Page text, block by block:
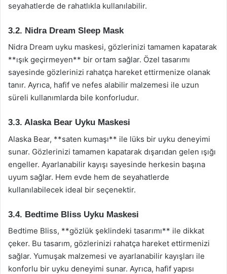
seyahatlerde de rahatlıkla kullanılabilir.
3.2. Nidra Dream Sleep Mask
Nidra Dream uyku maskesi, gözlerinizi tamamen kapatarak
**ışık geçirmeyen** bir ortam sağlar. Özel tasarımı
sayesinde gözlerinizi rahatça hareket ettirmenize olanak
tanır. Ayrıca, hafif ve nefes alabilir malzemesi ile uzun
süreli kullanımlarda bile konforludur.
3.3. Alaska Bear Uyku Maskesi
Alaska Bear, **saten kumaşı** ile lüks bir uyku deneyimi
sunar. Gözlerinizi tamamen kapatarak dışarıdan gelen ışığı
engeller. Ayarlanabilir kayışı sayesinde herkesin başına
uyum sağlar. Hem evde hem de seyahatlerde
kullanılabilecek ideal bir seçenektir.
3.4. Bedtime Bliss Uyku Maskesi
Bedtime Bliss, **gözlük şeklindeki tasarımı** ile dikkat
çeker. Bu tasarım, gözlerinizi rahatça hareket ettirmenizi
sağlar. Yumuşak malzemesi ve ayarlanabilir kayışları ile
konforlu bir uyku deneyimi sunar. Ayrıca, hafif yapısı